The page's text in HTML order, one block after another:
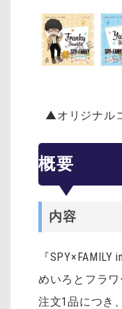
▲オリジナル
概要
内容
『
めいろとフラ
注文1品につき